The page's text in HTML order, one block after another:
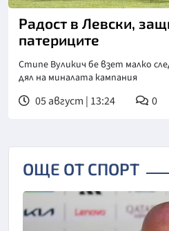
Радост в Левски,
патериците
Стипе Вуликич бе взет малко
дял на миналата кампания
05 август | 13:24 0
ОЩЕ ОТ СПОРТ